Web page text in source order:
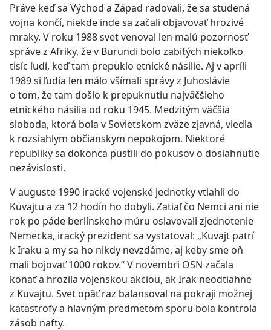
Práve keď sa Východ a Západ radovali, že sa studená
vojna končí, niekde inde sa začali objavovať hrozivé
mraky. V roku 1988 svet venoval len malú pozornosť
správe z Afriky, že v Burundi bolo zabitých niekoľko
tisíc ľudí, keď tam prepuklo etnické násilie. Aj v apríli
1989 si ľudia len málo všímali správy z Juhoslávie
o tom, že tam došlo k prepuknutiu najväčšieho
etnického násilia od roku 1945. Medzitým väčšia
sloboda, ktorá bola v Sovietskom zväze zjavná, viedla
k rozsiahlym občianskym nepokojom. Niektoré
republiky sa dokonca pustili do pokusov o dosiahnutie
nezávislosti.
V auguste 1990 iracké vojenské jednotky vtiahli do
Kuvajtu a za 12 hodín ho dobyli. Zatiaľ čo Nemci ani nie
rok po páde berlínskeho múru oslavovali zjednotenie
Nemecka, iracký prezident sa vystatoval: „Kuvajt patrí
k Iraku a my sa ho nikdy nevzdáme, aj keby sme oň
mali bojovať 1000 rokov.“ V novembri OSN začala
konať a hrozila vojenskou akciou, ak Irak neodtiahne
z Kuvajtu. Svet opäť raz balansoval na pokraji možnej
katastrofy a hlavným predmetom sporu bola kontrola
zásob nafty.